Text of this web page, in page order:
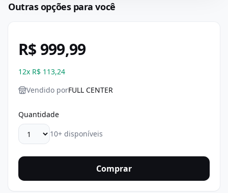
Outras opções para você
R$ 999,99
12x R$ 113,24
Vendido porFULL CENTER
Quantidade
10+ disponíveis
Comprar